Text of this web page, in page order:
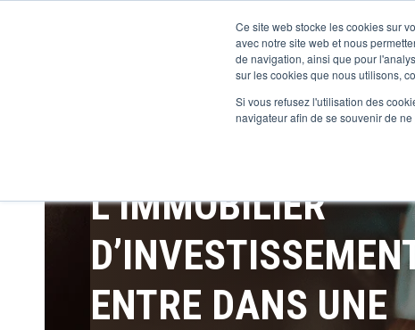
Ce site web stocke les cookies sur
avec notre site web et nous
de navigation, ainsi que pour
sur les cookies que nous utilisons,
Si vous refusez l'utilisation des
navigateur afin de se souvenir de
L’IMMOBILIER
ENTRE DANS UNE